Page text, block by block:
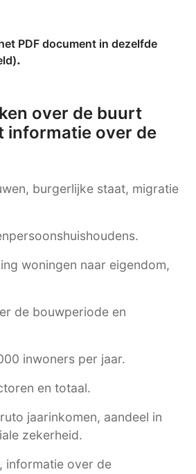
PDF document in dezelfde
.
over de buurt
informatie over de
burgerlijke staat, migratie
woningen naar eigendom,
de bouwperiode en
inwoners per jaar.
en totaal.
jaarinkomen, aandeel in
zekerheid.
informatie over de